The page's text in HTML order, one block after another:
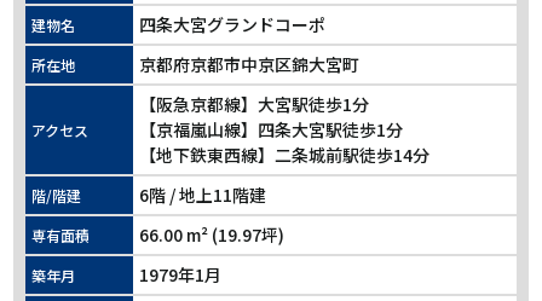
建物名 四条大宮グランドコーポ
所在地 京都府京都市中京区錦大宮町
アクセス
【阪急京都線】大宮駅徒歩1分
【京福嵐山線】四条大宮駅徒歩1分
【地下鉄東西線】二条城前駅徒歩14分
階/階建 6階 / 地上11階建
専有面積 66.00 m² (19.97坪)
築年月 1979年1月